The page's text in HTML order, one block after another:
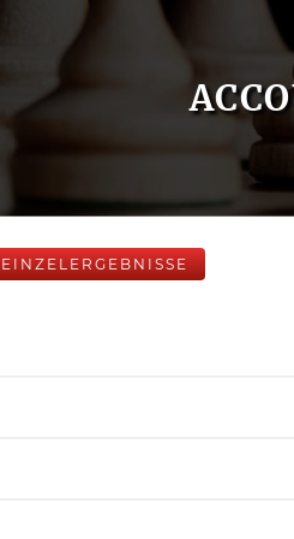
EINZELERGEBNISSE